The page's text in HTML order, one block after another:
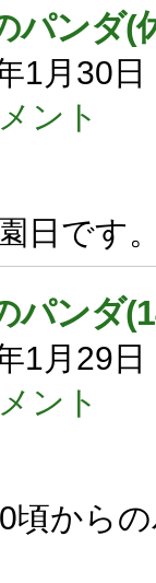
パンダ(
1月30日
ント
日です
パンダ
1月29日
ント
頃から